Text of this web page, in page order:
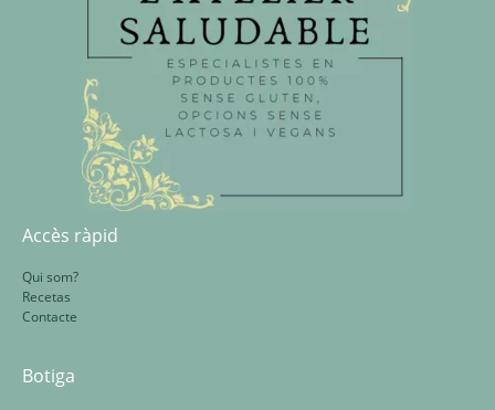
Accès ràpid
Qui som?
Recetas
Contacte
Botiga